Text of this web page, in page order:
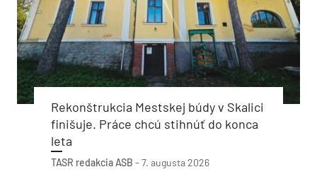
Rekonštrukcia Mestskej búdy v Skalici
finišuje. Práce chcú stihnúť do konca
leta
TASR redakcia ASB - 7. augusta 2026